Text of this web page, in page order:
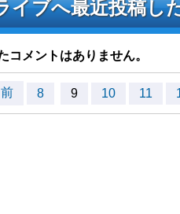
イブへ最近投稿し
コメントはありません。
8 9 10 11